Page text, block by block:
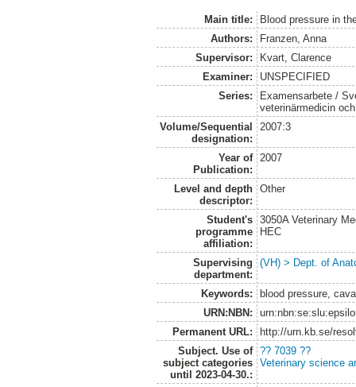
Main title:
Blood pressure in
Authors:
Franzen, Anna
Supervisor:
Kvart, Clarence
Examiner:
UNSPECIFIED
Series:
Examensarbete /
veterinärmedicin
Volume/Sequential
designation:
2007:3
Year of
Publication:
2007
Level and depth
descriptor:
Other
Student's
programme
affiliation:
3050A Veterinary
HEC
Supervising
department:
(VH) > Dept. of
Keywords:
blood pressure,
URN:NBN:
Permanent URL:
http://urn.kb.se/
Subject. Use of
subject categories
until 2023-04-30.:
?? 7039 ??
Veterinary science